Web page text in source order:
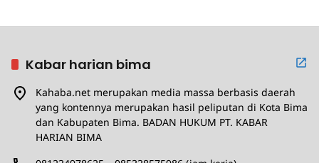
Kabar harian bima
Kahaba.net merupakan media massa berbasis daerah
yang kontennya merupakan hasil peliputan di Kota Bima
dan Kabupaten Bima. BADAN HUKUM PT. KABAR
HARIAN BIMA